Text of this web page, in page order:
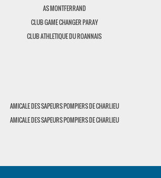
AS MONTFERRAND
CLUB GAME CHANGER PARAY
CLUB ATHLETIQUE DU ROANNAIS
AMICALE DES SAPEURS POMPIERS DE CHARLIEU
AMICALE DES SAPEURS POMPIERS DE CHARLIEU